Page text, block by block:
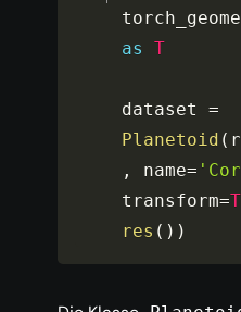
as
T
dataset =
Planetoid (
,
name=
transform=T
res ( ) )